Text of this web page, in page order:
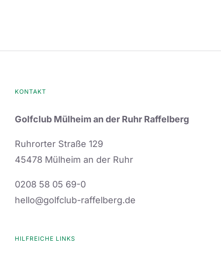
KONTAKT
Golfclub Mülheim an der Ruhr Raffelberg
Ruhrorter Straße 129
45478 Mülheim an der Ruhr
0208 58 05 69-0
hello@golfclub-raffelberg.de
HILFREICHE LINKS